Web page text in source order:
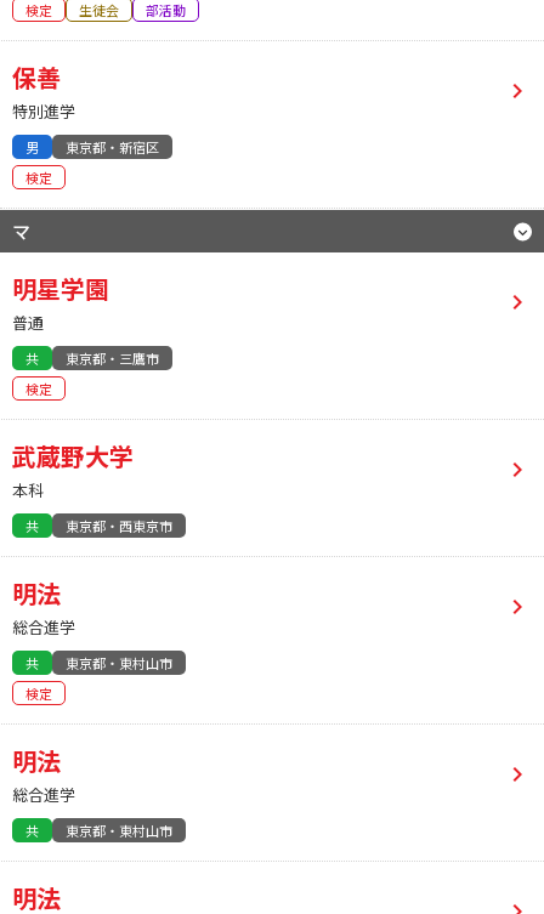
検定
生徒会 部活動
保善
特別進学
男
東京都・新宿区
検定
マ
明星学園
普通
共
東京都・三鷹市
検定
武蔵野大学
本科
共 東京都・西東京市
明法
総合進学
共
東京都・東村山市
検定
明法
総合進学
共 東京都・東村山市
明法